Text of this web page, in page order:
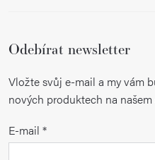
Odebírat newsletter
Vložte svůj e-mail a my vám
nových produktech na
E-mail